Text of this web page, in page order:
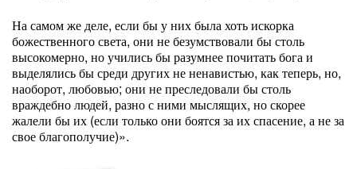
На самом же деле, если бы у них была хоть искорка
божественного света, они не безумствовали бы столь
высокомерно, но учились бы разумнее почитать бога и
выделялись бы среди других не ненавистью, как теперь, но,
наоборот, любовью; они не преследовали бы столь
враждебно людей, разно с ними мыслящих, но скорее
жалели бы их (если только они боятся за их спасение, а не за
свое благополучие)».